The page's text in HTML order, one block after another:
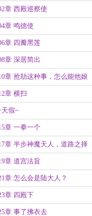
章 西殿巡察使
章 鸣德使
章 四瓣黑莲
章 深居简出
章 抢劫这种事，怎么能他娘
人呢
章 横扫
假~
章 一拳一个
章 半步神魔天人，道路之择
章 道宫法旨
章 怎么会是陆大人？
章 四殿下
章 事了拂衣去